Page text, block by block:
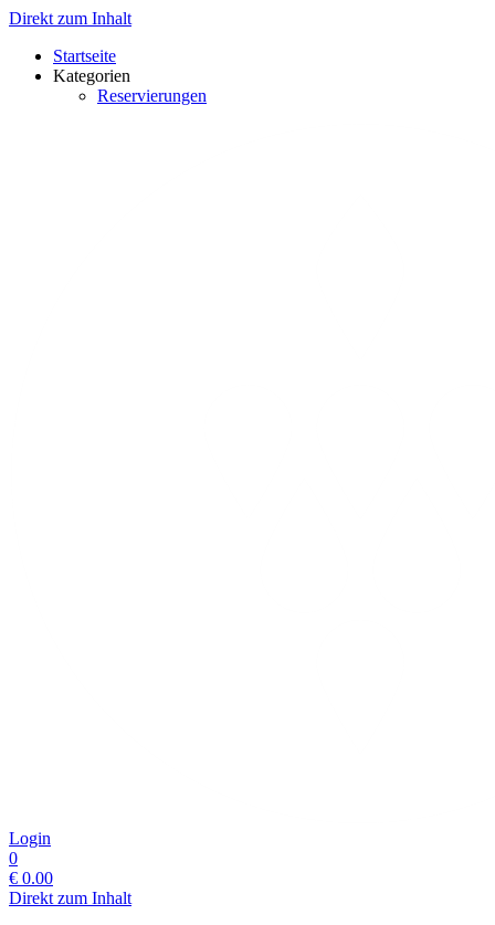
Direkt zum Inhalt
Startseite
Kategorien
Reservierungen
Login
0
€ 0.00
Direkt zum Inhalt